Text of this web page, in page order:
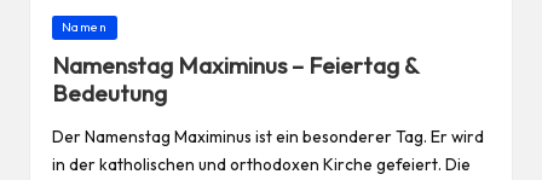
Posted
Namen
Namenstag Maximinus – Feiertag &
Bedeutung
Der Namenstag Maximinus ist ein besonderer Tag. Er wird
in der katholischen und orthodoxen Kirche gefeiert. Die